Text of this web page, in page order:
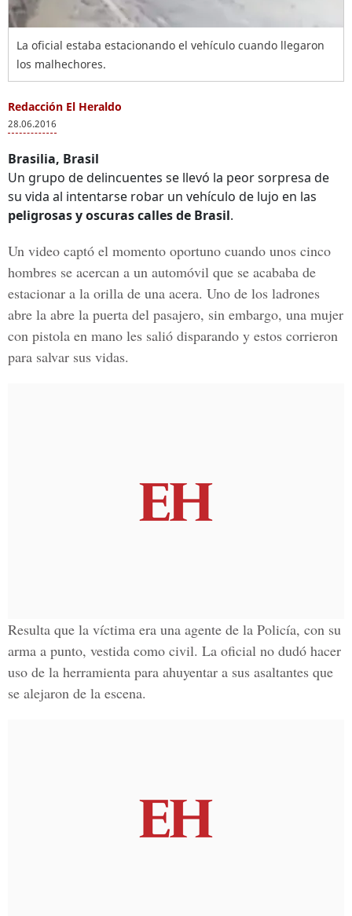
La oficial estaba estacionando el vehículo cuando llegaron
los malhechores.
Redacción El Heraldo
28.06.2016
Brasilia, Brasil
Un grupo de delincuentes se llevó la peor sorpresa de
su vida al intentarse robar un vehículo de lujo en las
peligrosas y oscuras calles de Brasil.
Un video captó el momento oportuno cuando unos cinco
hombres se acercan a un automóvil que se acababa de
estacionar a la orilla de una acera. Uno de los ladrones
abre la abre la puerta del pasajero, sin embargo, una mujer
con pistola en mano les salió disparando y estos corrieron
para salvar sus vidas.
Resulta que la víctima era una agente de la Policía, con su
arma a punto, vestida como civil. La oficial no dudó hacer
uso de la herramienta para ahuyentar a sus asaltantes que
se alejaron de la escena.